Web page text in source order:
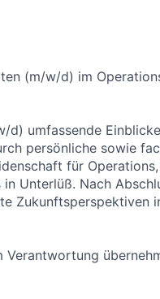
(m/w/d) im
d) umfassende
persönliche sowie
für
Unterlüß. Nach
Zukunftsperspektiven
Verantwortung